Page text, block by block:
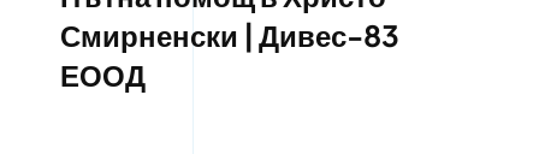
Смирненски | Дивес-83
ЕООД